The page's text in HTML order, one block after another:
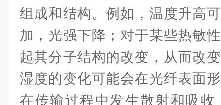
组成和结构。例如，温度升高
加，光强下降；对于某些热敏
起其分子结构的改变，从而改
湿度的变化可能会在光纤表面
在传输过程中发生散射和吸收